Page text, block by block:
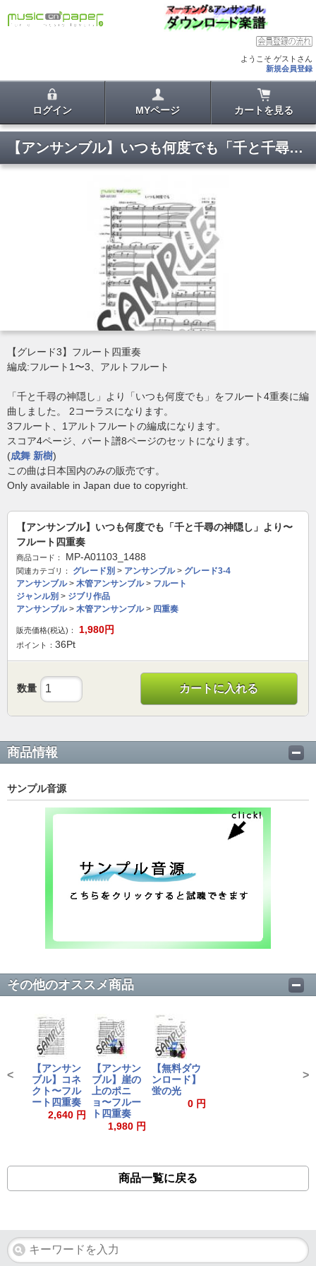
ようこそ ゲストさん
新規会員登録
ログイン MYページ カートを見る
【アンサンブル】いつも何度でも「千と千尋の神隠し」より〜フルート四重奏
【グレード3】フルート四重奏
編成:フルート1〜3、アルトフルート
「千と千尋の神隠し」より「いつも何度でも」をフルート4重奏に編
曲しました。 2コーラスになります。
3フルート、1アルトフルートの編成になります。
スコア4ページ、パート譜8ページのセットになります。
(成舞 新樹)
この曲は日本国内のみの販売です。
Only available in Japan due to copyright.
【アンサンブル】いつも何度でも「千と千尋の神隠し」より〜
フルート四重奏
商品コード： MP-A01103_1488
関連カテゴリ： グレード別 > アンサンブル> グレード3-4
アンサンブル> 木管アンサンブル> フルート
ジャンル別 > ジブリ作品
アンサンブル> 木管アンサンブル> 四重奏
販売価格(税込)： 1,980円
ポイント： 36Pt
数量 カートに入れる
商品情報
サンプル音源
その他のオススメ商品
【アンサン
ブル】コネ
クト〜フル
ート四重奏
2,640 円
【アンサン
ブル】崖の
上のポニ
ョ〜フルー
ト四重奏
1,980 円
【無料ダウ
ンロード】
蛍の光
0 円
< >
商品一覧に戻る